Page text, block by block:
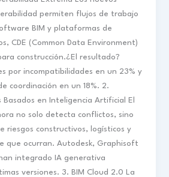
permiten flujos de trabajo
BIM y plataformas de
CDE (Common Data Environment)
construcción.¿El resultado?
por incompatibilidades en un 23% y
coordinación en un 18%. 2.
Basados en Inteligencia Artificial El
no solo detecta conflictos, sino
riesgos constructivos, logísticos y
que ocurran. Autodesk, Graphisoft
integrado IA generativa
versiones. 3. BIM Cloud 2.0 La